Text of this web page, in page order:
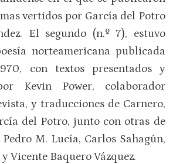
vertidos por García del Potro
El segundo (n.º 7), estuvo
norteamericana publicada
con textos presentados y
Kevin Power, colaborador
y traducciones de Carnero,
del Potro, junto con otras de
M. Lucía, Carlos Sahagún,
Vicente Baquero Vázquez.